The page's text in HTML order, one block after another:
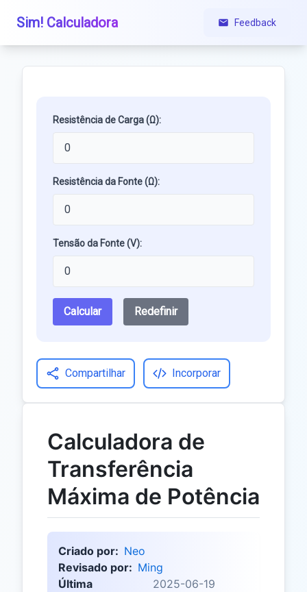
Sim! Calculadora Feedback
Resistência de Carga (Ω):
Resistência da Fonte (Ω):
Tensão da Fonte (V):
Calcular Redefinir
Compartilhar Incorporar
Calculadora de
Transferência
Máxima de Potência
Criado por: Neo
Revisado por: Ming
Última
2025-06-19